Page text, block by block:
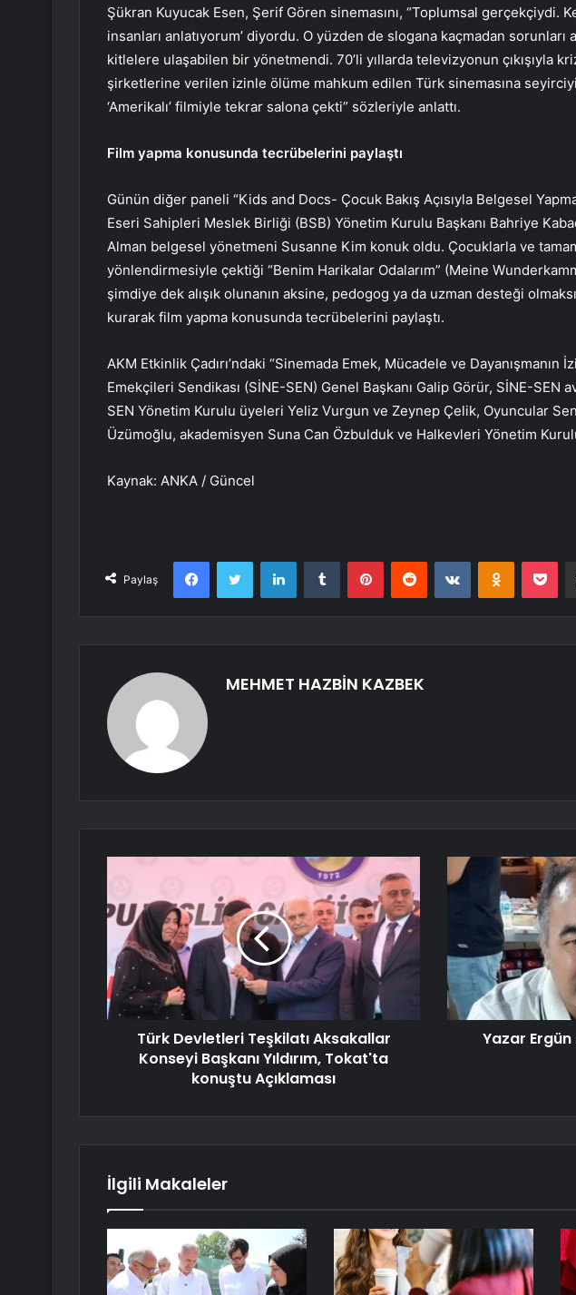
Şükran Kuyucak Esen, Şerif Gören sinemasını, “Toplumsal gerçekçiydi.
insanları anlatıyorum’ diyordu. O yüzden de slogana kaçmadan sorunları
kitlelere ulaşabilen bir yönetmendi. 70’li yıllarda televizyonun çıkışıyla
şirketlerine verilen izinle ölüme mahkum edilen Türk sinemasına
‘Amerikalı’ filmiyle tekrar salona çekti” sözleriyle anlattı.
Film yapma konusunda tecrübelerini paylaştı
Günün diğer paneli “Kids and Docs- Çocuk Bakış Açısıyla Belgesel
Eseri Sahipleri Meslek Birliği (BSB) Yönetim Kurulu Başkanı Bahriye
Alman belgesel yönetmeni Susanne Kim konuk oldu. Çocuklarla ve
yönlendirmesiyle çektiği “Benim Harikalar Odalarım” (Meine
şimdiye dek alışık olunanın aksine, pedogog ya da uzman desteği
kurarak film yapma konusunda tecrübelerini paylaştı.
AKM Etkinlik Çadırı’ndaki “Sinemada Emek, Mücadele ve Dayanışmanın
Emekçileri Sendikası (SİNE-SEN) Genel Başkanı Galip Görür, SİNE-SEN
SEN Yönetim Kurulu üyeleri Yeliz Vurgun ve Zeynep Çelik, Oyuncular
Üzümoğlu, akademisyen Suna Can Özbulduk ve Halkevleri Yönetim
Kaynak: ANKA / Güncel
Paylaş
FacebookTwitter LinkedInTumblr PinterestReddit VKontakte
MEHMET HAZBİN KAZBEK
Türk Devletleri Teşkilatı Aksakallar
Konseyi Başkanı Yıldırım, Tokat'ta
konuştu Açıklaması
Yazar
İlgili Makaleler